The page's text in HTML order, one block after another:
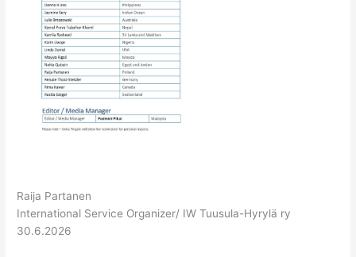
Raija Partanen
International Service Organizer/ IW Tuusula-Hyrylä ry
30.6.2026